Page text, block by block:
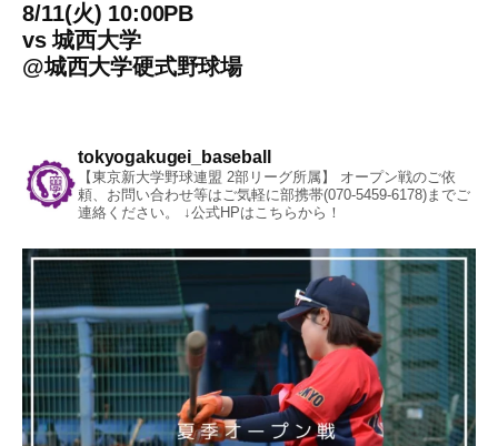
8/11(火) 10:00PB
vs城西大学
@城西大学硬式野球場
tokyogakugei_baseball
【東京新大学野球連盟 2部リーグ所属】
オープン戦のご依
頼、お問い合わせ等はご気軽に部携帯(070-5459-6178)までご
連絡ください。
↓公式HPはこちらから！